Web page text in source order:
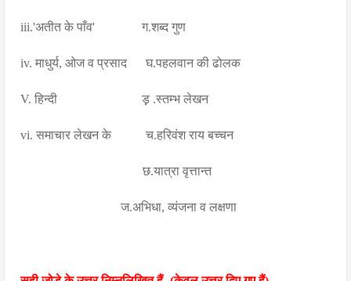
iii.'अतीत के पाँव'               ग.शब्द गुण
iv. माधुर्य, ओज व प्रसाद      घ.पहलवान की ढोलक
V. हिन्दी                           ड़़ .स्तम्भ लेखन
vi. समाचार लेखन के           च.हरिवंश राय बच्चन
छ.यात्रा वृत्तान्त
ज.अभिधा, व्यंजना व लक्षणा